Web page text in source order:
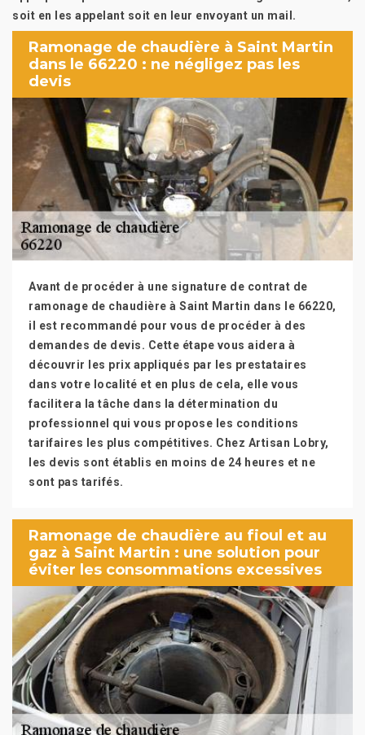
soit en les appelant soit en leur envoyant un mail.
Ramonage de chaudière à Saint Martin
dans le 66220 : ne négligez pas les
devis
Avant de procéder à une signature de contrat de
ramonage de chaudière à Saint Martin dans le 66220,
il est recommandé pour vous de procéder à des
demandes de devis. Cette étape vous aidera à
découvrir les prix appliqués par les prestataires
dans votre localité et en plus de cela, elle vous
facilitera la tâche dans la détermination du
professionnel qui vous propose les conditions
tarifaires les plus compétitives. Chez Artisan Lobry,
les devis sont établis en moins de 24 heures et ne
sont pas tarifés.
Ramonage de chaudière au fioul et au
gaz à Saint Martin : une solution pour
éviter les consommations excessives